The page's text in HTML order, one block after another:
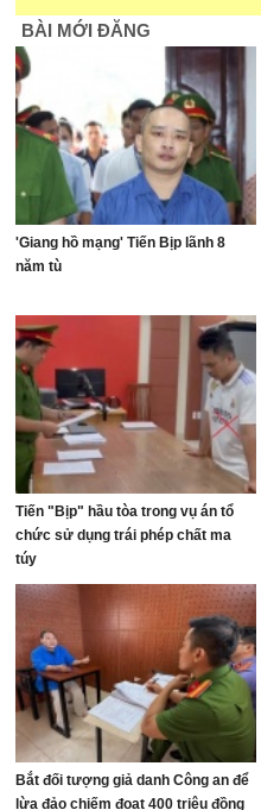
BÀI MỚI ĐĂNG
'Giang hồ mạng' Tiến Bịp lãnh 8
năm tù
Tiến "Bịp" hầu tòa trong vụ án tổ
chức sử dụng trái phép chất ma
túy
Bắt đối tượng giả danh Công an để
lừa đảo chiếm đoạt 400 triệu đồng